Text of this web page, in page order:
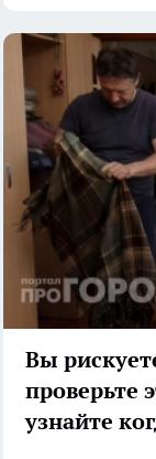
Вы
проверьте
узнайте